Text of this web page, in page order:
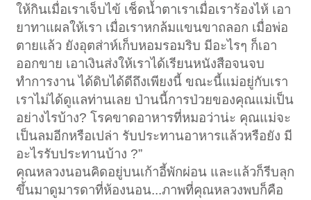
ให้กินเมื่อเราเจ็บไข้ เช็ดน้ำตาเราเมื่อเราร้องไห้ เอา
ยาทาแผลให้เรา เมื่อเราหกล้มแขนขาถลอก เมื่อพ่อ
ตายแล้ว ยังอุตส่าห์เก็บหอมรอมริบ มีอะไรๆ ก็เอา
ออกขาย เอาเงินส่งให้เราได้เรียนหนังสือจนจบ
ทำการงาน ได้ดิบได้ดีถึงเพียงนี้ ขณะนี้แม่อยู่กับเรา
เราไม่ได้ดูแลท่านเลย ป่านนี้การป่วยของคุณแม่เป็น
อย่างไรบ้าง? โรคขาดอาหารที่หมอว่าน่ะ คุณแม่จะ
เป็นลมอีกหรือเปล่า รับประทานอาหารแล้วหรือยัง มี
อะไรรับประทานบ้าง ?”
คุณหลวงนอนคิดอยู่บนเก้าอี้พักผ่อน และแล้วก็รีบลุก
ขึ้นมาดูมารดาที่ห้องนอน...ภาพที่คุณหลวงพบก็คือ